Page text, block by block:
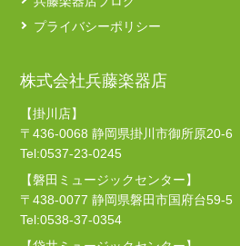
株式会社兵藤楽器店
【掛川店】
〒436-0068 静岡県掛川市御所原20-6
Tel:0537-23-0245
【磐田ミュージックセンター】
〒438-0077 静岡県磐田市国府台59-5
Tel:0538-37-0354
プライバシーポリシー